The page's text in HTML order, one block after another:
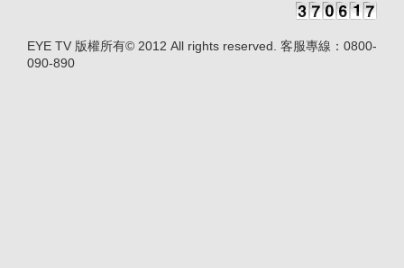
EYE TV 版權所有© 2012 All rights reserved. 客服專線：0800-
090-890